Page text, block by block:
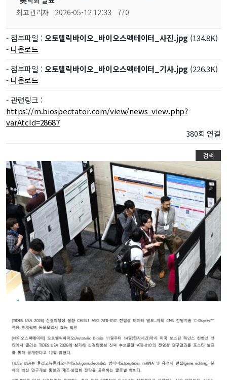
최고관리자
2026-05-12 12:33 770
- 첨부파일 : 오토텔릭바이오_바이오스펙테이터_사진.jpg (134.8K)
- 다운로드
- 첨부파일 : 오토텔릭바이오_바이오스펙테이터_기사.jpg (226.3K)
- 다운로드
- 관련링크 :
https://m.biospectator.com/view/news_view.php?
varAtcId=28687
380회 연결
검색